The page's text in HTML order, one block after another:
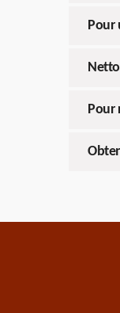
Pour
Pour